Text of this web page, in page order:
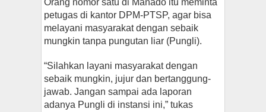
Orang nomor satu di Manado itu meminta
petugas di kantor DPM-PTSP, agar bisa
melayani masyarakat dengan sebaik
mungkin tanpa pungutan liar (Pungli).
“Silahkan layani masyarakat dengan
sebaik mungkin, jujur dan bertanggung-
jawab. Jangan sampai ada laporan
adanya Pungli di instansi ini,” tukas